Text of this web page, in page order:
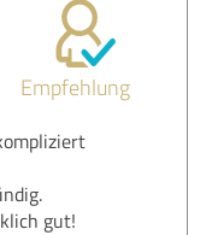
Empfehlung
gut!